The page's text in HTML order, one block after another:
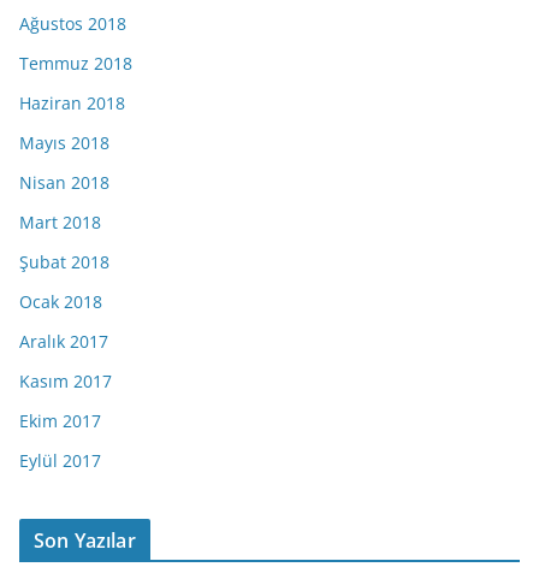
Ağustos 2018
Temmuz 2018
Haziran 2018
Mayıs 2018
Nisan 2018
Mart 2018
Şubat 2018
Ocak 2018
Aralık 2017
Kasım 2017
Ekim 2017
Eylül 2017
Son Yazılar